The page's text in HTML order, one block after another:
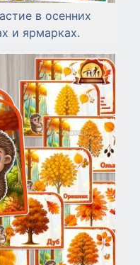
в осенних
и ярмарках.